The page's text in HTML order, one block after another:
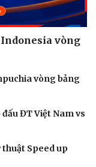
vòng
vòng bảng
ĐT Việt Nam vs
Speed up